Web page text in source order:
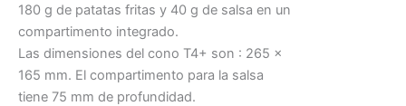
180 g de patatas fritas y 40 g de salsa en un
compartimento integrado.
Las dimensiones del cono T4+ son : 265 x
165 mm. El compartimento para la salsa
tiene 75 mm de profundidad.